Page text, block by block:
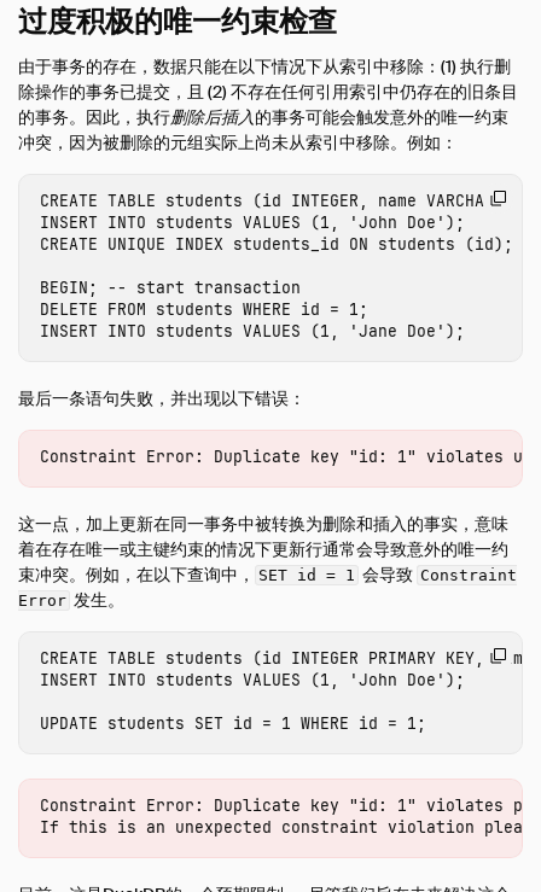
过度积极的唯一约束检查
由于事务的存在，数据只能在以下情况下从索引中移除：(1) 执行删
除操作的事务已提交，且 (2) 不存在任何引用索引中仍存在的旧条目
的事务。因此，执行删除后插入的事务可能会触发意外的唯一约束
冲突，因为被删除的元组实际上尚未从索引中移除。例如：
CREATE TABLE students (id INTEGER , name VARCHAR);
INSERT INTO students VALUES (1 , 'John Doe' );
CREATE UNIQUE INDEX students_id ON students (id);
BEGIN;
-- start transaction
DELETE FROM students WHERE id = 1;
INSERT INTO students VALUES (1 , 'Jane Doe' );
最后一条语句失败，并出现以下错误：
这一点，加上更新在同一事务中被转换为删除和插入的事实，意味
着在存在唯一或主键约束的情况下更新行通常会导致意外的唯一约
束冲突。例如，在以下查询中，
SET id = 1 会导致 Constraint
Error 发生。
CREATE TABLE students (id INTEGER PRIMARY KEY,
name
INSERT INTO students VALUES (1 , 'John Doe' );
UPDATE students SET id = 1 WHERE id = 1;
Constraint Error: Duplicate key "id: 1" violates